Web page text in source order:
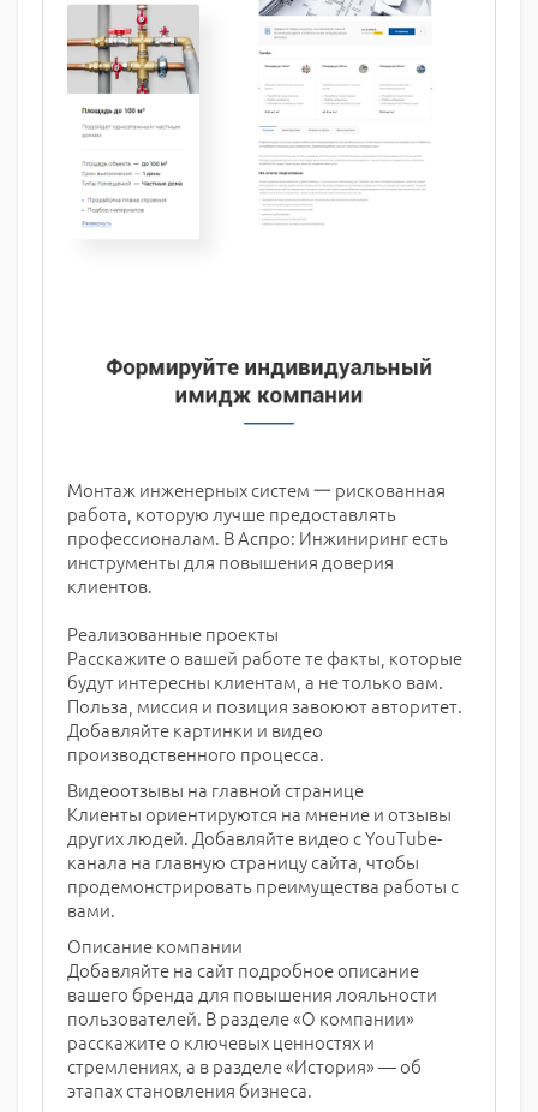
Монтаж инженерных систем 一 рискованная
работа, которую лучше предоставлять
профессионалам. В Аспро: Инжиниринг есть
инструменты для повышения доверия
клиентов.
Реализованные проекты
Расскажите о вашей работе те факты, которые
будут интересны клиентам, а не только вам.
Польза, миссия и позиция завоюют авторитет.
Добавляйте картинки и видео
производственного процесса.
Видеоотзывы на главной странице
Клиенты ориентируются на мнение и отзывы
других людей. Добавляйте видео с YouTube-
канала на главную страницу сайта, чтобы
продемонстрировать преимущества работы с
вами.
Описание компании
Добавляйте на сайт подробное описание
вашего бренда для повышения лояльности
пользователей. В разделе «О компании»
расскажите о ключевых ценностях и
стремлениях, а в разделе «История» — об
этапах становления бизнеса.